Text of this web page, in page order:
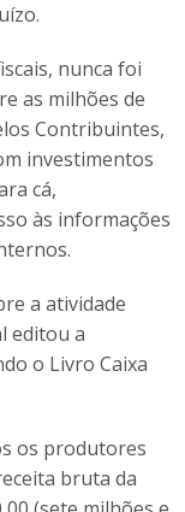
nunca foi
as milhões de
Contribuintes,
investimentos
cá,
às informações
a atividade
editou a
o Livro Caixa
os produtores
bruta da